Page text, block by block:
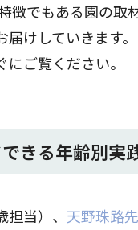
徴でもある園の取
届けしていきます
ご覧ください。
きる年齢別実
担当）、 天野珠路